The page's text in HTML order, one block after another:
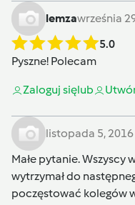
lemzawrześnia
5.0
Pyszne! Polecam
Zaloguj sięlub
listopada 5,
Małe pytanie. Wszyscy
wytrzymał do
poczęstować kolegów